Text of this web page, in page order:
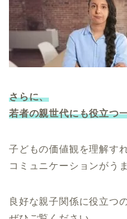
さらに、
若者の親世代にも役立つ
子どもの価値観を理解すれ
コミュニケーションがう
良好な親子関係に役立つの